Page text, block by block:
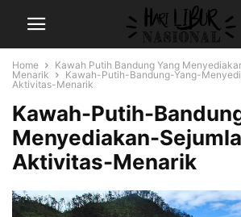
Home
Kawah Putih Bandung Yang
Menarik
Kawah-Putih-Bandung-Yang-
Aktivitas-Menarik
Kawah-Putih-
Menyediakan-
Aktivitas-Menarik